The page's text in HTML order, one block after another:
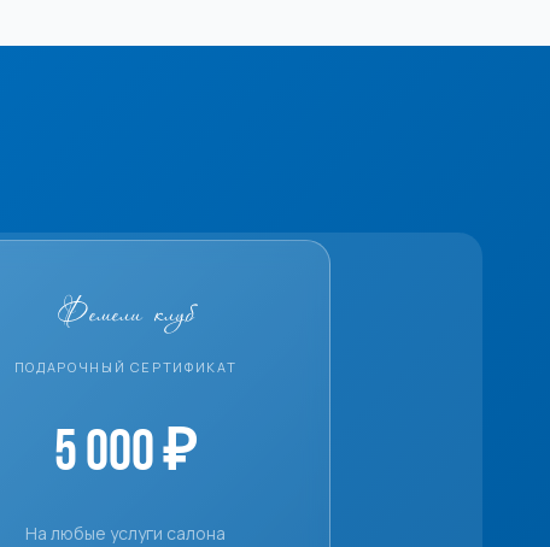
Фемели клуб
ПОДАРОЧНЫЙ СЕРТИФИКАТ
5 000 ₽
На любые услуги салона